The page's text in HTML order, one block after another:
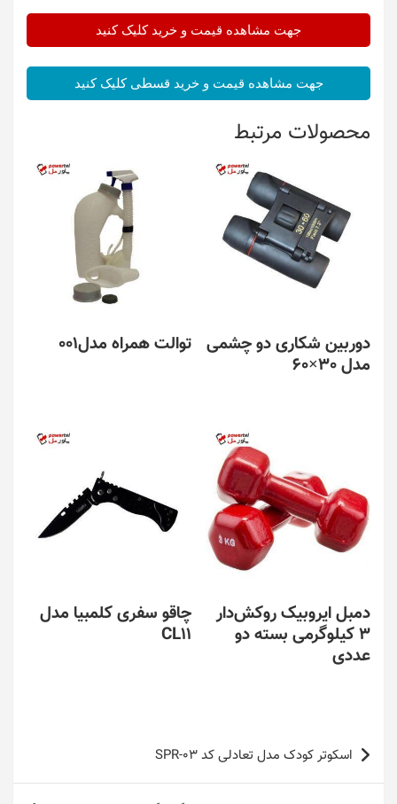
جهت مشاهده قیمت و خرید کلیک کنید
جهت مشاهده قیمت و خرید قسطی کلیک کنید
محصولات مرتبط
دوربین شکاری دو چشمی
مدل 30×60
توالت همراه مدل001
دمبل ایروبیک روکش‌دار
3 کیلوگرمی بسته دو
عددی
چاقو سفری کلمبیا مدل
CL11
راهبری
نوشته
اسکوتر کودک مدل تعادلی کد SPR-03